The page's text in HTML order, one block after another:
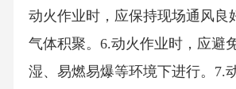
动火作业时，应保持现场通风良
气体积聚。6.动火作业时，应避
湿、易燃易爆等环境下进行。7.